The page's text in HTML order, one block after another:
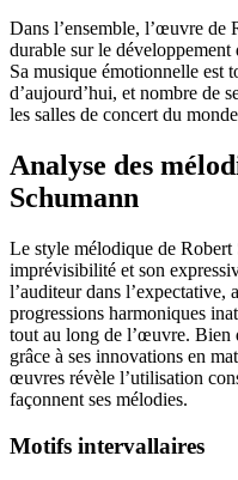
Dans l’ensemble, l’œuvre de
durable sur le développement
Sa musique émotionnelle est
d’aujourd’hui, et nombre de
les salles de concert du
Analyse des
Schumann
Le style mélodique de Robert
imprévisibilité et son
l’auditeur dans l’expectative,
progressions harmoniques
tout au long de l’œuvre. Bien
grâce à ses innovations en
œuvres révèle l’utilisation
façonnent ses mélodies.
Motifs intervallaires